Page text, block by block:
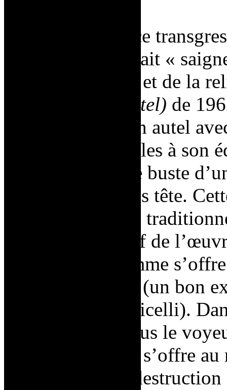
Cette performance
car Saint Phalle fait «
l’histoire de l’art et de la
noir et blanc (Autel) de
bois qui créent un autel
références possibles à
l’autel est posé le buste
antique, mais sans tête.
renverse les rôles
plus l’objet passif de
le corps de la femme
l’homme-voyeur (un bon
de Botticelli).
l’homme n’est plus le
l’objet passif qui s’offre
exprime ici une